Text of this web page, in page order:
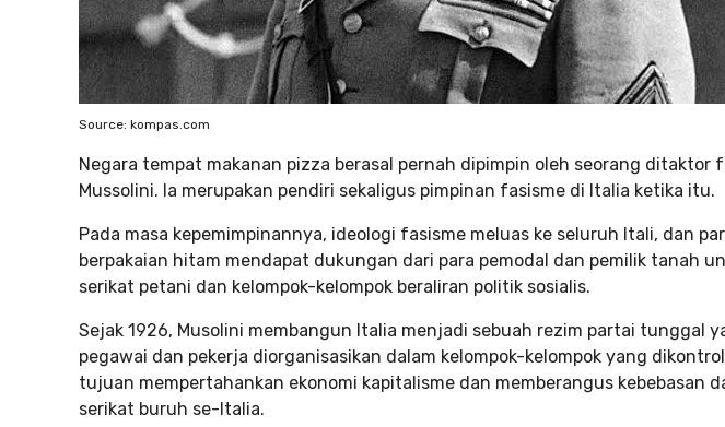
Source: kompas.com
Negara tempat makanan pizza berasal pernah dipimpin oleh seorang ditaktor
Mussolini. Ia merupakan pendiri sekaligus pimpinan fasisme di Italia ketika itu.
Pada masa kepemimpinannya, ideologi fasisme meluas ke seluruh Itali, dan
berpakaian hitam mendapat dukungan dari para pemodal dan pemilik tanah
serikat petani dan kelompok-kelompok beraliran politik sosialis.
Sejak 1926, Musolini membangun Italia menjadi sebuah rezim partai tunggal
pegawai dan pekerja diorganisasikan dalam kelompok-kelompok yang
tujuan mempertahankan ekonomi kapitalisme dan memberangus kebebasan
serikat buruh se-Italia.